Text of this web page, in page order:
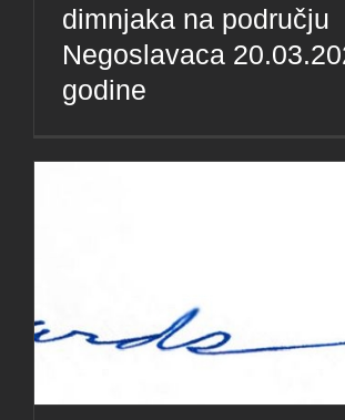
dimnjaka na području
Negoslavaca
godine